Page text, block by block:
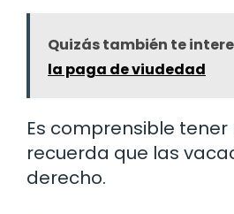
Quizás también te
la paga de viudedad
Es comprensible
recuerda que las
derecho.